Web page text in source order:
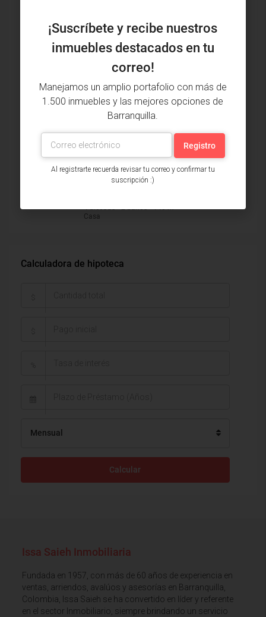
Casa Venta, Cevillar, Barranquilla
(30121)
2 alcobas • 1 bañera • 102 m²
Local Venta, Paraíso, Barranquilla
(28923)
Local
Casa Arriendo, Alfonso López
(suroccidente), Barranquilla (32263)
Casa
Calculadora de hipoteca
Mensual
Calcular
Issa Saieh Inmobiliaria
Fundada en 1957, con más de 60 años de experiencia en
ventas, arriendos, avalúos y asesorías en Barranquilla,
Colombia, Issa Saieh se ha convertido en líder y referente
en el sector Inmobiliario, siempre brindando un servicio
¡Suscríbete y recibe nuestros
inmuebles destacados en tu
correo!
Manejamos un amplio portafolio con más de
1.500 inmuebles y las mejores opciones de
Barranquilla.
Al registrarte recuerda revisar tu correo y confirmar tu
suscripción :)